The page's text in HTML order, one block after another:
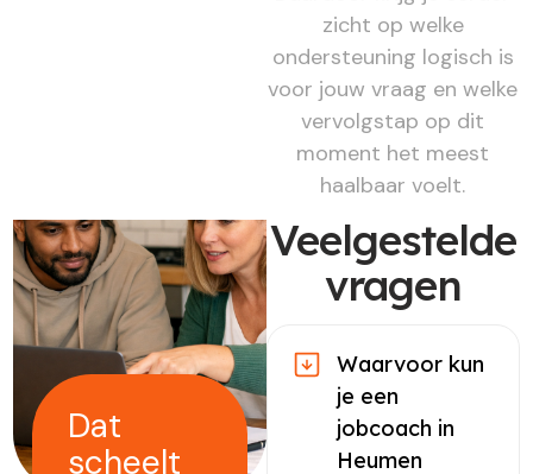
zicht op welke
ondersteuning logisch is
voor jouw vraag en welke
vervolgstap op dit
moment het meest
haalbaar voelt.
Dat
scheelt
Veelgestelde
vragen
Waarvoor kun
je een
jobcoach in
Heumen